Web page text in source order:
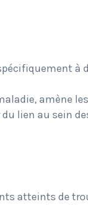
spécifiquement
amène
lien au sein
atteints de